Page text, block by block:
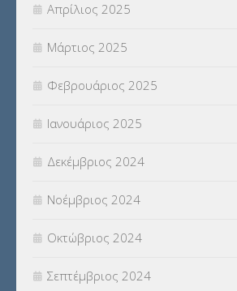
Απρίλιος 2025
Μάρτιος 2025
Φεβρουάριος 2025
Ιανουάριος 2025
Δεκέμβριος 2024
Νοέμβριος 2024
Οκτώβριος 2024
Σεπτέμβριος 2024